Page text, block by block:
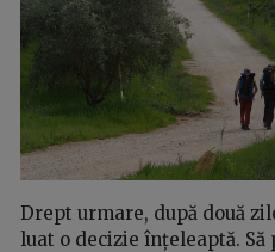
Drept urmare, după două
luat o decizie înțeleaptă. Să